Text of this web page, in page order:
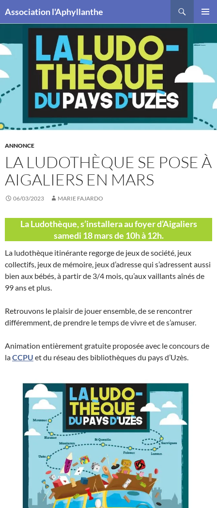
Association l'Aphyllanthe
ANNONCE
LA LUDOTHÈQUE SE POSE À
AIGALIERS EN MARS
06/03/2023 MARIE FAJARDO
La Ludothèque, s’installera au foyer d’Aigaliers
samedi 18 mars de 10h à 12h.
La ludothèque itinérante regorge de jeux de société, jeux
collectifs, jeux de mémoire, jeux d’adresse qui s’adressent aussi
bien aux bébés, à partir de 3/4 mois, qu’aux vaillants aînés de
99 ans et plus.
Retrouvons le plaisir de jouer ensemble, de se rencontrer
différemment, de prendre le temps de vivre et de s’amuser.
Animation entièrement gratuite proposée avec le concours de
laCCPU et du réseau des bibliothèques du pays d’Uzès.